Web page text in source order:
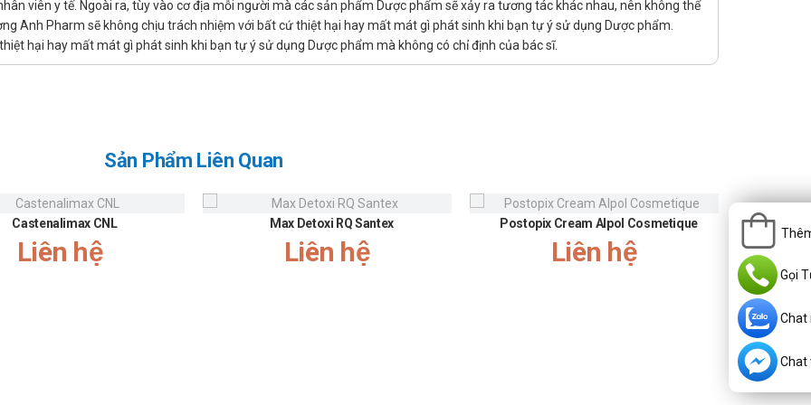
thay thế thuốc chữa bệnh.
dài thì nên chờ tới thời gian sử dụng của liều tiếp theo. Tuyệt đối không sử dụng gấp đôi liều để bù liều đã quên.
liều, cần theo dõi biểu hiện của người dùng và báo lại cho bác sĩ điều trị. Đồng thời nếu người bệnh có biểu hiện nặng cần đưa tới
kịp thờ.
nang mềm có giá bán là bao nhiêu?
được bán sỉ lẻ tại Trường Anh Pharm. Tùy thời điểm mà giá sản phẩm sẽ có sự thay đổi khác nhau. Khách hàng vui lòng liên hệ
mắc về giá.
nang mềm ở đâu uy tín, chính hãng?
viên y tế. Ngoài ra, tùy vào cơ địa mỗi người mà các sản phẩm Dược phẩm sẽ xảy ra tương tác khác nhau, nên không thể
Anh Pharm sẽ không chịu trách nhiệm với bất cứ thiệt hại hay mất mát gì phát sinh khi bạn tự ý sử dụng Dược phẩm.
hại hay mất mát gì phát sinh khi bạn tự ý sử dụng Dược phẩm mà không có chỉ định của bác sĩ.
Sản Phẩm Liên Quan
Castenalimax CNL
Liên hệ
Max Detoxi RQ Santex
Liên hệ
Postopix Cream Alpol Cosmetique
Liên hệ
Gọi
Chat
Chat